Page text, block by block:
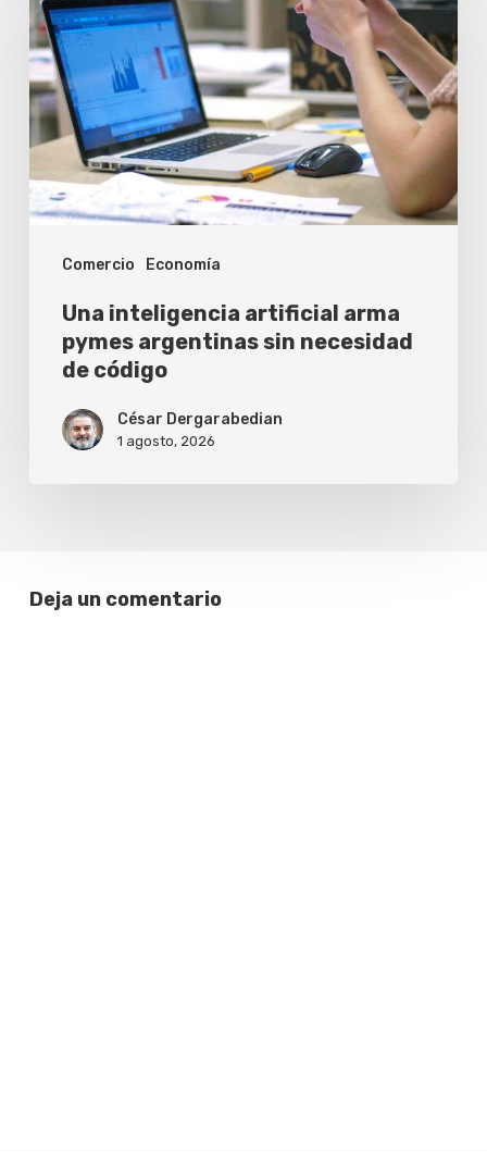
Comercio Economía
artificial
arma
pymes
argentinas
necesidad
código
Una inteligencia artificial arma
pymes argentinas sin necesidad
de código
César Dergarabedian
1 agosto, 2026
Deja un comentario